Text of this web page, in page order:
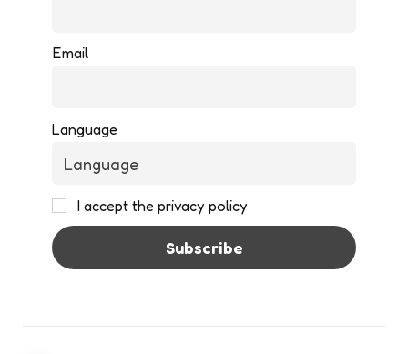
Email
Language
I accept the privacy policy